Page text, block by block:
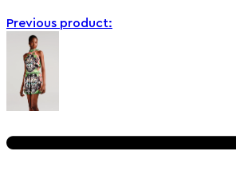
Previous product: